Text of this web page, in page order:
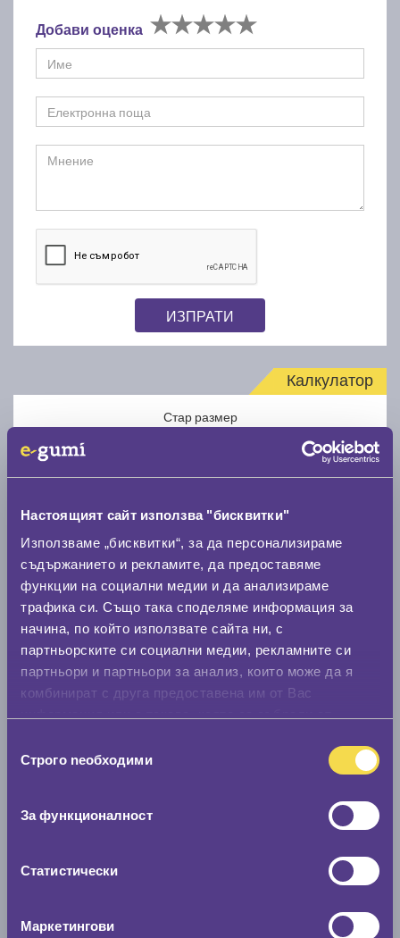
Настоящият сайт използва "бисквитки"
Използваме „бисквитки“, за да персонализираме
съдържанието и рекламите, да предоставяме
функции на социални медии и да анализираме
трафика си. Също така споделяме информация за
начина, по който използвате сайта ни, с
партньорските си социални медии, рекламните си
партньори и партньори за анализ, които може да я
комбинират с друга предоставена им от Вас
наСтрого nеобходими
За функционалност
Статистически
Маркетингови
Добави оценка
ИЗПРАТИ
Калкулатор
Стар размер
Нов размер
Стар размер
0 мм.
Скоростомер при 100